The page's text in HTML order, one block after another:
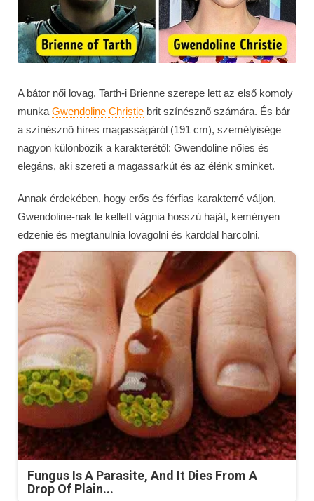
A bátor női lovag, Tarth-i Brienne szerepe lett az első komoly
munka Gwendoline Christie brit színésznő számára. És bár
a színésznő híres magasságáról (191 cm), személyisége
nagyon különbözik a karakterétől: Gwendoline nőies és
elegáns, aki szereti a magassarkút és az élénk sminket.
Annak érdekében, hogy erős és férfias karakterré váljon,
Gwendoline-nak le kellett vágnia hosszú haját, keményen
edzenie és megtanulnia lovagolni és karddal harcolni.
Fungus Is A Parasite, And It Dies From A
Drop Of Plain...